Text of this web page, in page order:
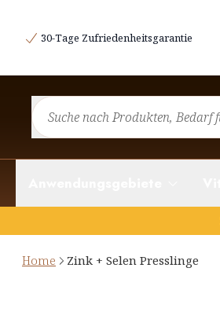
30-Tage Zufriedenheitsgarantie
Home Zink + Selen Presslinge